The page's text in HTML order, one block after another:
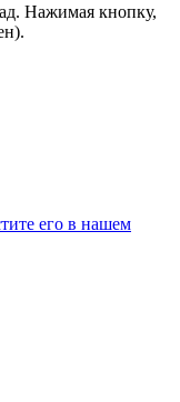
Нажимая кнопку,
его в нашем